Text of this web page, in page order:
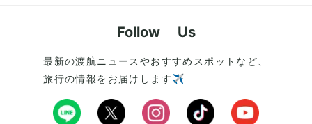
Follow Us
最新の渡航ニュースやおすすめスポットなど、
旅行の情報をお届けします✈️